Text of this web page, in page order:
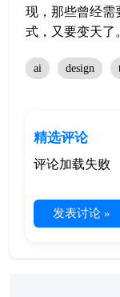
现，那些曾经需
式，又要变天了
ai design
精选评论
评论加载失败
发表讨论 »